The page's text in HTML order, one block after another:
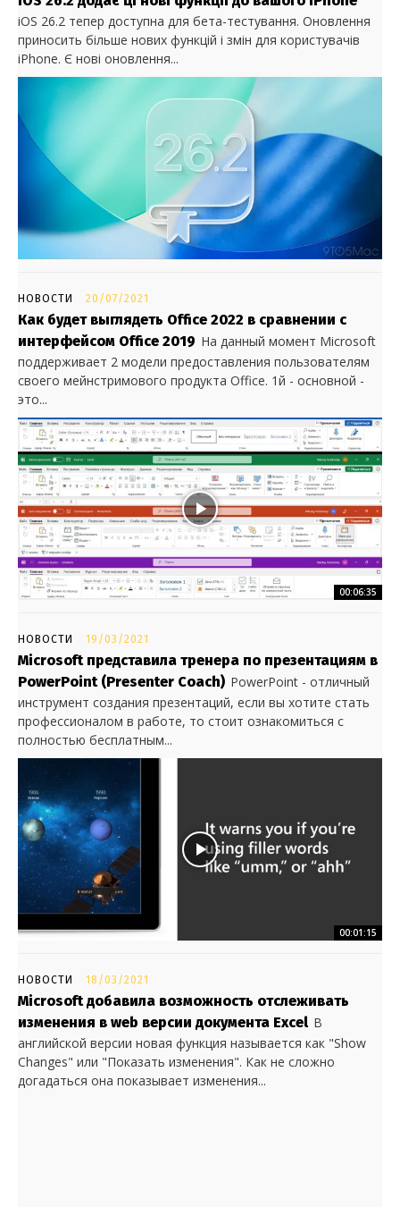
iOS 26.2 тепер доступна для бета-тестування. Оновлення
приносить більше нових функцій і змін для користувачів
iPhone. Є нові оновлення...
НОВОСТИ 20/07/2021
Как будет выглядеть Office 2022 в сравнении с
интерфейсом Office 2019 На данный момент Microsoft
поддерживает 2 модели предоставления пользователям
своего мейнстримового продукта Office. 1й - основной -
это...
00:06:35
НОВОСТИ 19/03/2021
Microsoft представила тренера по презентациям в
PowerPoint (Presenter Coach) PowerPoint - отличный
инструмент создания презентаций, если вы хотите стать
профессионалом в работе, то стоит ознакомиться с
полностью бесплатным...
00:01:15
НОВОСТИ 18/03/2021
Microsoft добавила возможность отслеживать
изменения в web версии документа Excel В
английской версии новая функция называется как "Show
Changes" или "Показать изменения". Как не сложно
догадаться она показывает изменения...